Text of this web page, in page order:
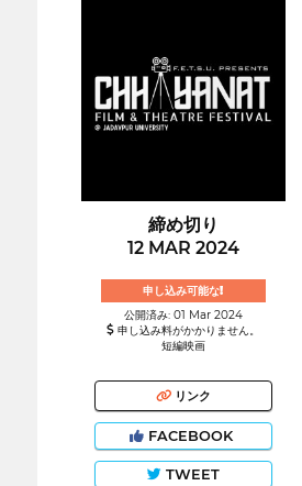
締め切り
12 MAR 2024
申し込み可能な!
公開済み: 01 Mar 2024
申し込み料がかかりません。
短編映画
リンク
FACEBOOK
TWEET